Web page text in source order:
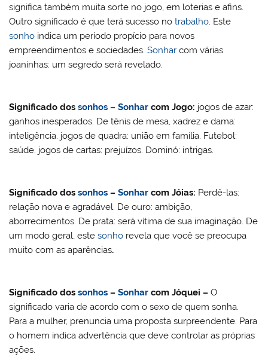
significa também muita sorte no jogo, em loterias e afins.
Outro significado é que terá sucesso notrabalho. Este
sonho indica um período propício para novos
empreendimentos e sociedades.Sonhar com várias
joaninhas: um segredo será revelado.
Significado dossonhos – Sonhar comJogo: jogos de azar:
ganhos inesperados. De tênis de mesa, xadrez e dama:
inteligência. jogos de quadra: união em família. Futebol:
saúde. jogos de cartas: prejuízos. Dominó: intrigas.
Significado dossonhos – Sonhar comJóias: Perdê-las:
relação nova e agradável. De ouro: ambição,
aborrecimentos. De prata: será vítima de sua imaginação. De
um modo geral, estesonho revela que você se preocupa
muito com as aparências.
Significado dossonhos – Sonhar com Jóquei – O
significado varia de acordo com o sexo de quem sonha.
Para a mulher, prenuncia uma proposta surpreendente. Para
o homem indica advertência que deve controlar as próprias
ações.